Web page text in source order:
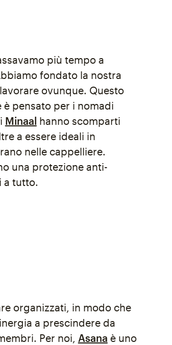
più tempo a
fondato la nostra
ovunque. Questo
pensato per i nomadi
Minaal hanno scomparti
a essere ideali in
nelle cappelliere.
una protezione anti-
a tutto.
organizzati, in modo che
a prescindere da
Per noi, Asana è uno